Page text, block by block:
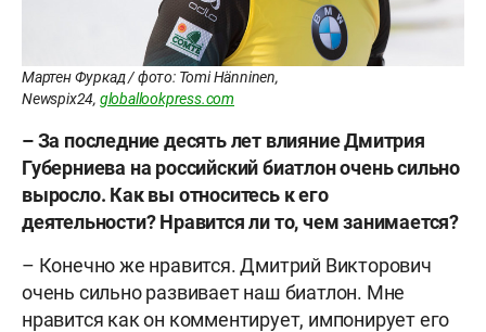
Мартен Фуркад / фото: Tomi Hänninen,
Newspix24, globallookpress.com
– За последние десять лет влияние Дмитрия
Губерниева на российский биатлон очень сильно
выросло. Как вы относитесь к его
деятельности? Нравится ли то, чем занимается?
– Конечно же нравится. Дмитрий Викторович
очень сильно развивает наш биатлон. Мне
нравится как он комментирует, импонирует его